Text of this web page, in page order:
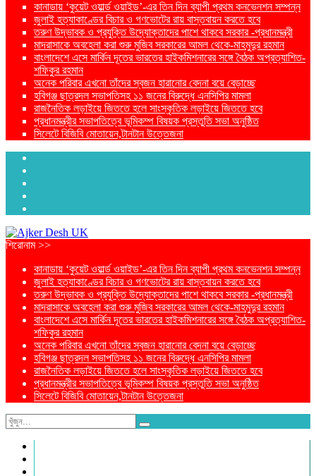
কানাডায় ‘কুয়েট ওয়ার্ল্ড ওয়াইড’-এর তিন দিন ব্যাপী প্রথম কনভেনশন সম্পন্ন
জুলাই হত্যাকাণ্ডের বিচার ও গণভোটের রায় বাস্তবায়ন করতে হবে
তরুণ উদ্ভাবক ও প্রযুক্তি উদ্যোক্তাদের পাশে থাকবে সরকার -প্রধানমন্ত্রী
মাদরাসাকে অবহেলা করা শুরু মুজিব সরকারের আমল থেকে-মাহমুদুর রহমান
বাংলাদেশে এসে মার্কিন দূতের ভারতের হাইকমিশনারের সঙ্গে বৈঠক অপ্রত্যাশিত-
শফিকুর রহমান
অনেক পরিবার এখনো তাঁদের স্বজন হারানোর বেদনা বয়ে বেড়াচ্ছে
হবিগঞ্জ ছাত্রদল সভাপতিসহ ১১ জনের বিরুদ্ধে এনসিপির মামলা
রাজনৈতিক লড়াইয়ে জিততে হলে সাংস্কৃতিক লড়াইয়ে জিততে হবে
প্রধানমন্ত্রীর সভাপতিত্বে ভূমিকম্প বিষয়ক প্রস্তুতি সভা অনুষ্ঠিত
সিলেটে বিজিবি মোতায়েন,টানটান উত্তেজনা
শিরোনাম >>
কানাডায় ‘কুয়েট ওয়ার্ল্ড ওয়াইড’-এর তিন দিন ব্যাপী প্রথম কনভেনশন সম্পন্ন
জুলাই হত্যাকাণ্ডের বিচার ও গণভোটের রায় বাস্তবায়ন করতে হবে
তরুণ উদ্ভাবক ও প্রযুক্তি উদ্যোক্তাদের পাশে থাকবে সরকার -প্রধানমন্ত্রী
মাদরাসাকে অবহেলা করা শুরু মুজিব সরকারের আমল থেকে-মাহমুদুর রহমান
বাংলাদেশে এসে মার্কিন দূতের ভারতের হাইকমিশনারের সঙ্গে বৈঠক অপ্রত্যাশিত-
শফিকুর রহমান
অনেক পরিবার এখনো তাঁদের স্বজন হারানোর বেদনা বয়ে বেড়াচ্ছে
হবিগঞ্জ ছাত্রদল সভাপতিসহ ১১ জনের বিরুদ্ধে এনসিপির মামলা
রাজনৈতিক লড়াইয়ে জিততে হলে সাংস্কৃতিক লড়াইয়ে জিততে হবে
প্রধানমন্ত্রীর সভাপতিত্বে ভূমিকম্প বিষয়ক প্রস্তুতি সভা অনুষ্ঠিত
সিলেটে বিজিবি মোতায়েন,টানটান উত্তেজনা